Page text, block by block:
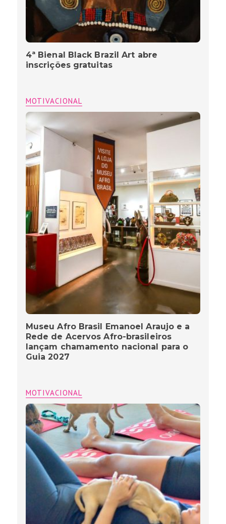
4ª Bienal Black Brazil Art abre
inscrições gratuitas
MOTIVACIONAL
Museu Afro Brasil Emanoel Araujo e a
Rede de Acervos Afro-brasileiros
lançam chamamento nacional para o
Guia 2027
MOTIVACIONAL